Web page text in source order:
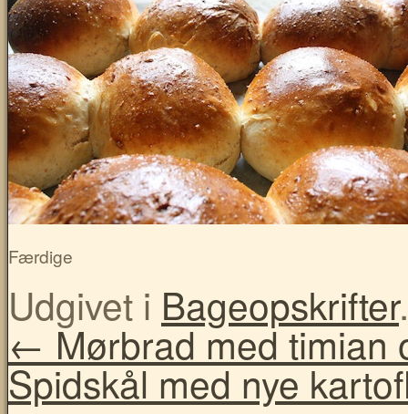
Færdige
Udgivet i Bageopskrifter
← Mørbrad med timian
Spidskål med nye